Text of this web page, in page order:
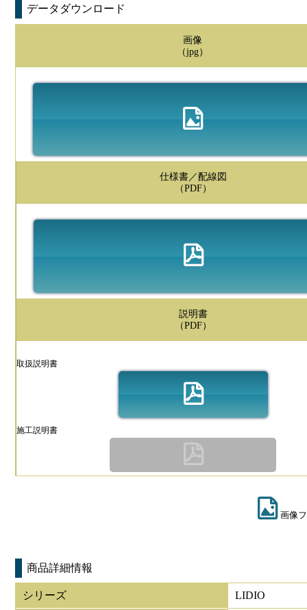
データダウンロード
画像
（jpg）
仕様書／配線図
（PDF）
説明書
（PDF）
取扱説明書
施工説明書
画像
商品詳細情報
シリーズ LIDIO